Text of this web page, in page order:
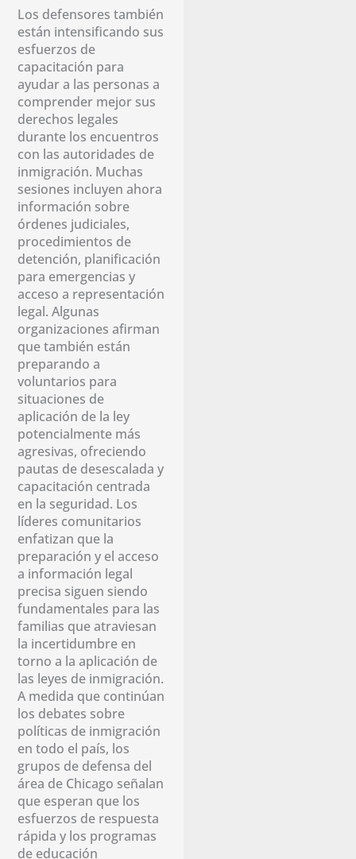
Los defensores también
están intensificando sus
esfuerzos de
capacitación para
ayudar a las personas a
comprender mejor sus
derechos legales
durante los encuentros
con las autoridades de
inmigración. Muchas
sesiones incluyen ahora
información sobre
órdenes judiciales,
procedimientos de
detención, planificación
para emergencias y
acceso a representación
legal. Algunas
organizaciones afirman
que también están
preparando a
voluntarios para
situaciones de
aplicación de la ley
potencialmente más
agresivas, ofreciendo
pautas de desescalada y
capacitación centrada
en la seguridad. Los
líderes comunitarios
enfatizan que la
preparación y el acceso
a información legal
precisa siguen siendo
fundamentales para las
familias que atraviesan
la incertidumbre en
torno a la aplicación de
las leyes de inmigración.
A medida que continúan
los debates sobre
políticas de inmigración
en todo el país, los
grupos de defensa del
área de Chicago señalan
que esperan que los
esfuerzos de respuesta
rápida y los programas
de educación